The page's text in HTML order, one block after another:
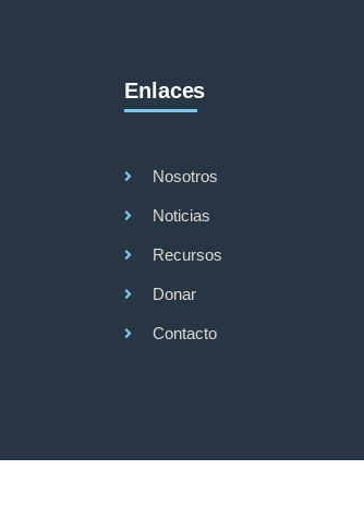
Enlaces
Nosotros
Noticias
Recursos
Donar
Contacto